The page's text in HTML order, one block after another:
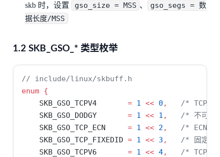
skb 时，设置
gso_size = MSS 、
gso_segs = 数
据长度/MSS
1.2 SKB_GSO_* 类型枚举
// include/linux/skbuff.h
enum {
    SKB_GSO_TCPV4
= 1 << 0 ,
/* TCP/
    SKB_GSO_DODGY
= 1 << 1 ,
/* 不可信
    SKB_GSO_TCP_ECN
= 1 << 2 ,
/* ECN
    SKB_GSO_TCP_FIXEDID
= 1 << 3 ,
/* 固定
    SKB_GSO_TCPV6
= 1 << 4,
/* TCP/